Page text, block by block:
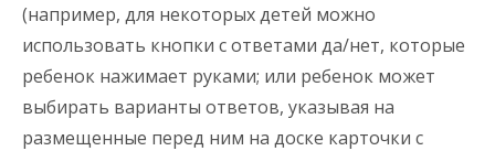
(например, для некоторых детей можно
использовать кнопки с ответами да/нет, которые
ребенок нажимает руками; или ребенок может
выбирать варианты ответов, указывая на
размещенные перед ним на доске карточки с